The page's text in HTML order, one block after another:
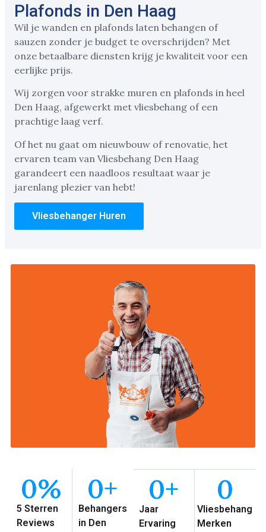
Plafonds in Den Haag
Wil je wanden en plafonds laten behangen of
sauzen zonder je budget te overschrijden? Met
onze betaalbare diensten krijg je kwaliteit voor een
eerlijke prijs.
Wij zorgen voor strakke muren en plafonds in heel
Den Haag, afgewerkt met vliesbehang of een
prachtige laag verf.
Of het nu gaat om nieuwbouw of renovatie, het
ervaren team van Vliesbehang Den Haag
garandeert een naadloos resultaat waar je
jarenlang plezier van hebt!
Vliesbehanger Huren
5 Sterren
Reviews
0%
Behangers
in Den
0+
Jaar
Ervaring
0+
Vliesbehang
Merken
0